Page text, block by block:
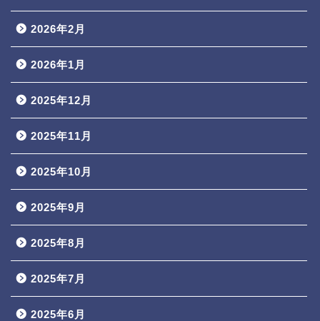
2026年2月
2026年1月
2025年12月
2025年11月
2025年10月
2025年9月
2025年8月
2025年7月
2025年6月